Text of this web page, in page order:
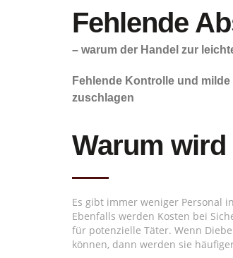
Fehlende
– warum der Handel zur
Fehlende Kontrolle und
zuschlagen
Warum
Es gibt immer weniger Personal
Ebenfalls werden Kosten bei
für potenzielle Täter. Wenn
können, dann werden sie